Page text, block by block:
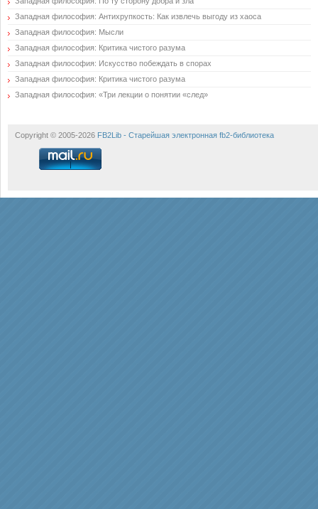
Западная философия: Антихрупкость: Как извлечь выгоду из хаоса
Западная философия: Мысли
Западная философия: Критика чистого разума
Западная философия: Искусство побеждать в спорах
Западная философия: Критика чистого разума
Западная философия: «Три лекции о понятии «след»
Copyright © 2005-2026 FB2Lib - Старейшая электронная fb2-библиотека